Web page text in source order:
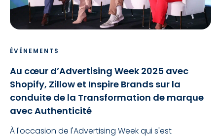
ÉVÉNEMENTS
Au cœur d’Advertising Week 2025 avec
Shopify, Zillow et Inspire Brands sur la
conduite de la Transformation de marque
avec Authenticité
À l'occasion de l'Advertising Week qui s'est